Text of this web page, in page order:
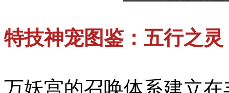
特技神宠图鉴：五行之
万妖宫的召唤体系建立